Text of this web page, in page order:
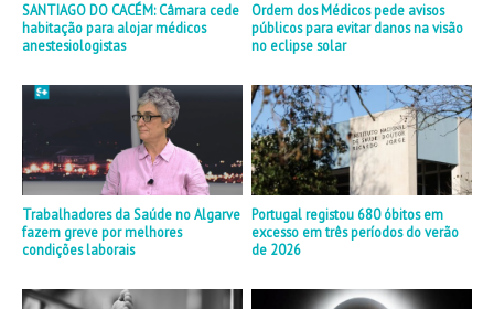
SANTIAGO DO CACÉM: Câmara cede
habitação para alojar médicos
anestesiologistas
Ordem dos Médicos pede avisos
públicos para evitar danos na visão
no eclipse solar
Trabalhadores da Saúde no Algarve
fazem greve por melhores
condições laborais
Portugal registou 680 óbitos em
excesso em três períodos do verão
de 2026